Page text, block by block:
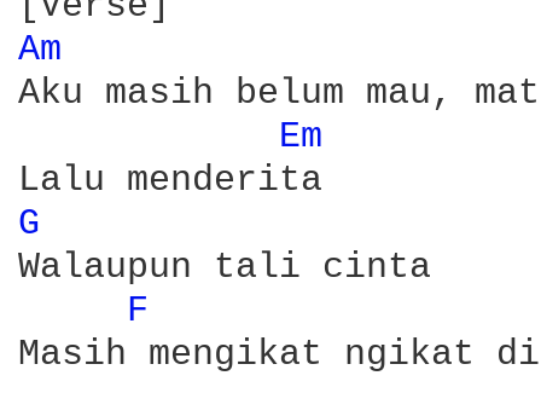
Am
Aku masih belum mau,
Em
G
Walaupun tali cinta
F
Masih mengikat ngikat